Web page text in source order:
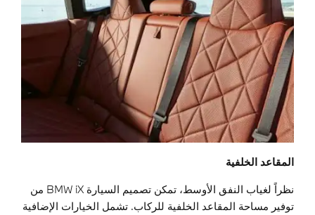
المقاعد الخلفية
نظراً لغياب النفق الأوسط، تمكن تصميم السيارة BMW iX من
توفير مساحة المقاعد الخلفية للركاب. تشمل الخيارات الإضافية